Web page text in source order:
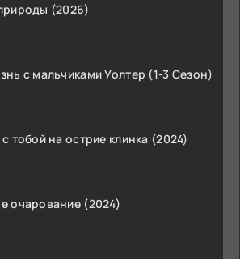
(2026)
с мальчиками Уолтер (1-3 Сезон)
тобой на острие клинка (2024)
очарование (2024)